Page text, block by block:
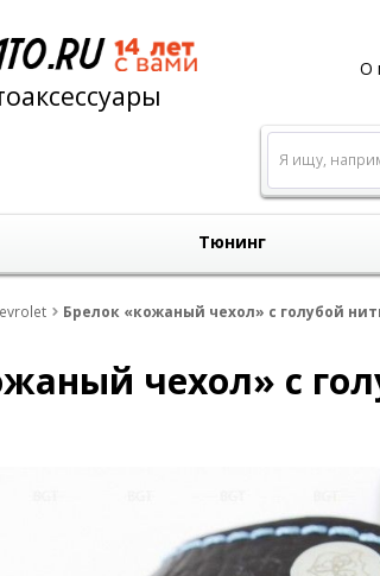
О
Я ищу,
Тюнинг
Брелок «кожаный чехол» с голубой
чехол» с